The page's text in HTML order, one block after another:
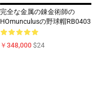
完全な金属の錬金術師の
HOmunculusの野球帽RB0403
￥348,000$24